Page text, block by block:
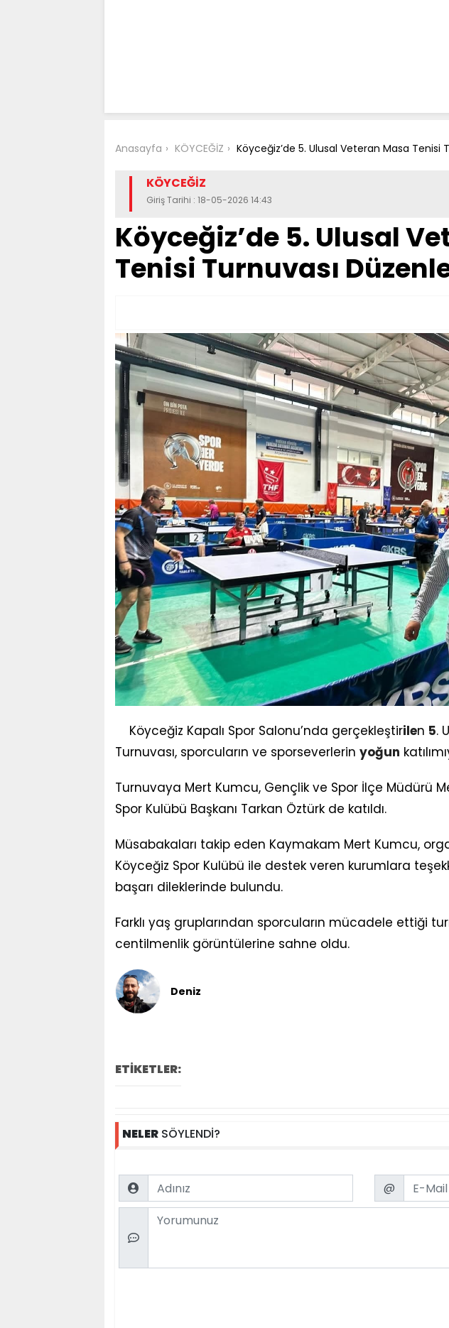
Anasayfa KÖYCEĞİZ Köyceğiz’de 5. Ulusal Veteran Masa Tenisi
KÖYCEĞİZ
Giriş Tarihi : 18-05-2026 14:43
Köyceğiz’de 5. Ulusal
Tenisi Turnuvası
Köyceğiz Kapalı Spor Salonu’nda gerçekleştirilen 5.
Turnuvası, sporcuların ve sporseverlerin yoğun
Turnuvaya Mert Kumcu, Gençlik ve Spor İlçe Müdürü
Spor Kulübü Başkanı Tarkan Öztürk de katıldı.
Müsabakaları takip eden Kaymakam Mert Kumcu,
Köyceğiz Spor Kulübü ile destek veren kurumlara
başarı dileklerinde bulundu.
Farklı yaş gruplarından sporcuların mücadele ettiği
centilmenlik görüntülerine sahne oldu.
Deniz
ETİKETLER:
NELER SÖYLENDİ?
Name Email
@
Comment